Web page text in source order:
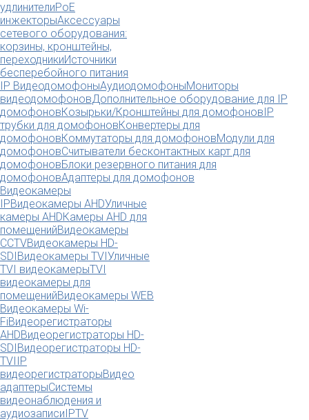
удлинителиPoE
инжекторыАксессуары
сетевого оборудования:
корзины, кронштейны,
переходникиИсточники
бесперебойного питания
IP ВидеодомофоныАудиодомофоныМониторы
видеодомофоновДополнительное оборудование для IP
домофоновКозырьки/Кронштейны для домофоновIP
трубки для домофоновКонвертеры для
домофоновКоммутаторы для домофоновМодули для
домофоновСчитыватели бесконтактных карт для
домофоновБлоки резервного питания для
домофоновАдаптеры для домофонов
Видеокамеры
IPВидеокамеры AHDУличные
камеры AHDКамеры AHD для
помещенийВидеокамеры
CCTVВидеокамеры HD-
SDIВидеокамеры TVIУличные
TVI видеокамерыTVI
видеокамеры для
помещенийВидеокамеры WEB
Видеокамеры Wi-
FiВидеорегистраторы
AHDВидеорегистраторы HD-
SDIВидеорегистраторы HD-
TVI IP
видеорегистраторыВидео
адаптерыСистемы
видеонаблюдения и
аудиозаписиIPTV